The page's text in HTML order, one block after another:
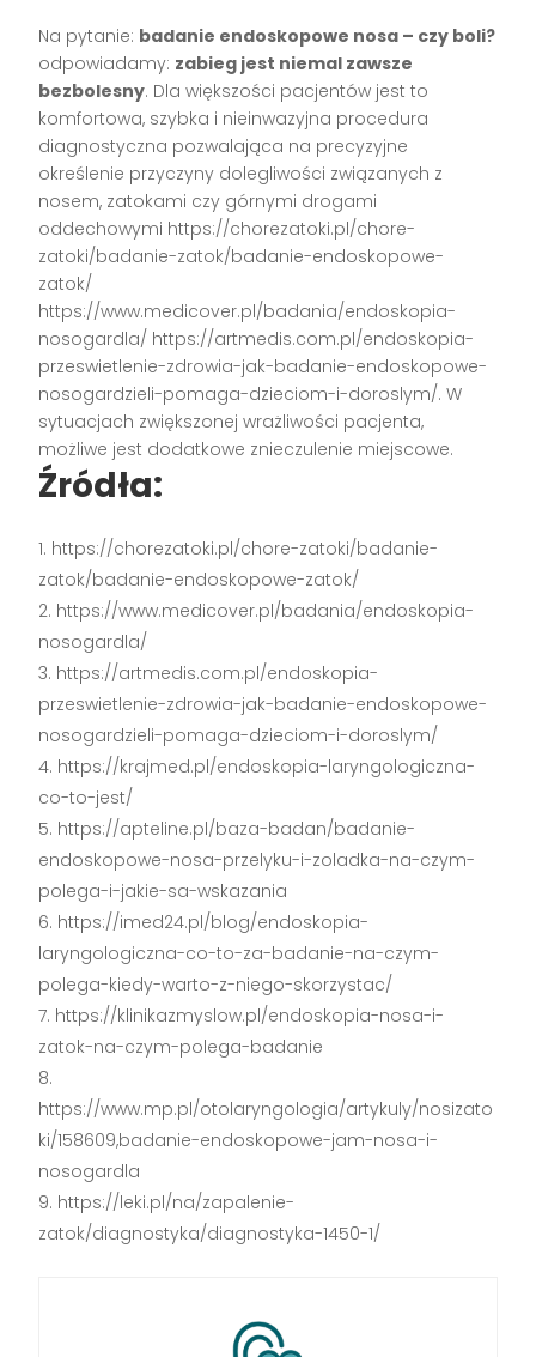
Na pytanie: badanie endoskopowe nosa – czy boli?
odpowiadamy: zabieg jest niemal zawsze
bezbolesny. Dla większości pacjentów jest to
komfortowa, szybka i nieinwazyjna procedura
diagnostyczna pozwalająca na precyzyjne
określenie przyczyny dolegliwości związanych z
nosem, zatokami czy górnymi drogami
oddechowymi https://chorezatoki.pl/chore-
zatoki/badanie-zatok/badanie-endoskopowe-
zatok/
https://www.medicover.pl/badania/endoskopia-
nosogardla/ https://artmedis.com.pl/endoskopia-
przeswietlenie-zdrowia-jak-badanie-endoskopowe-
nosogardzieli-pomaga-dzieciom-i-doroslym/. W
sytuacjach zwiększonej wrażliwości pacjenta,
możliwe jest dodatkowe znieczulenie miejscowe.
Źródła:
https://chorezatoki.pl/chore-zatoki/badanie-
zatok/badanie-endoskopowe-zatok/
https://www.medicover.pl/badania/endoskopia-
nosogardla/
https://artmedis.com.pl/endoskopia-
przeswietlenie-zdrowia-jak-badanie-endoskopowe-
nosogardzieli-pomaga-dzieciom-i-doroslym/
https://krajmed.pl/endoskopia-laryngologiczna-
co-to-jest/
https://apteline.pl/baza-badan/badanie-
endoskopowe-nosa-przelyku-i-zoladka-na-czym-
polega-i-jakie-sa-wskazania
https://imed24.pl/blog/endoskopia-
laryngologiczna-co-to-za-badanie-na-czym-
polega-kiedy-warto-z-niego-skorzystac/
https://klinikazmyslow.pl/endoskopia-nosa-i-
zatok-na-czym-polega-badanie
https://www.mp.pl/otolaryngologia/artykuly/nosizato
ki/158609,badanie-endoskopowe-jam-nosa-i-
nosogardla
https://leki.pl/na/zapalenie-
zatok/diagnostyka/diagnostyka-1450-1/